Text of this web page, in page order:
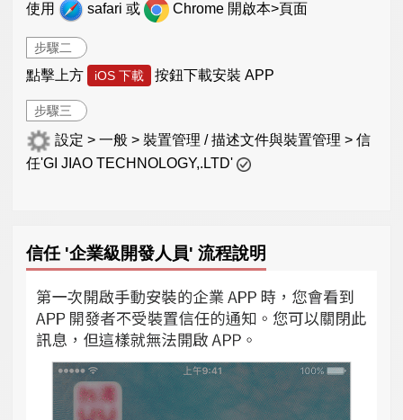
使用 safari 或 Chrome 開啟本>頁面
步驟二
點擊上方 iOS 下載 按鈕下載安裝 APP
步驟三
設定 > 一般 > 裝置管理 / 描述文件與裝置管理 > 信
任'GI JIAO TECHNOLOGY,.LTD'
信任 '企業級開發人員' 流程說明